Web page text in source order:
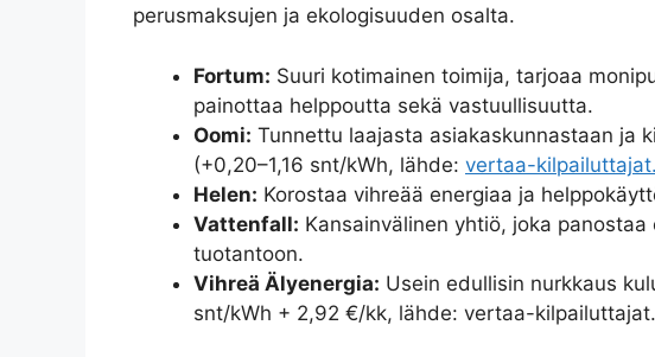
perusmaksujen ja ekologisuuden osalta.
Fortum: Suuri kotimainen toimija, tarjoaa
painottaa helppoutta sekä vastuullisuutta.
Oomi: Tunnettu laajasta asiakaskunnastaan ja
(+0,20–1,16 snt/kWh, lähde: vertaa-
Helen: Korostaa vihreää energiaa ja
Vattenfall: Kansainvälinen yhtiö, joka
tuotantoon.
Vihreä Älyenergia: Usein edullisin nurkkaus
snt/kWh + 2,92 €/kk, lähde: vertaa-